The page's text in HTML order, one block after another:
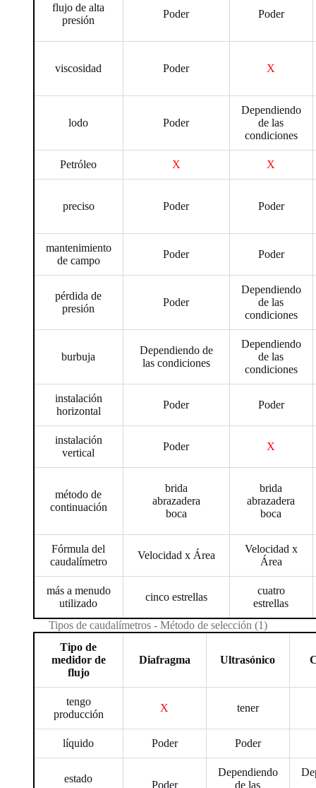
flujo de alta
presión
Poder Poder
viscosidad Poder X
lodo Poder
Dependiendo
de las
condiciones
Petróleo X X
preciso Poder Poder
mantenimiento
de campo
Poder Poder
pérdida de
presión
Poder
Dependiendo
de las
condiciones
burbuja
Dependiendo de
las condiciones
Dependiendo
de las
condiciones
instalación
horizontal
Poder Poder
instalación
vertical
Poder X
método de
continuación
brida
abrazadera
boca
brida
abrazadera
boca
Fórmula del
caudalímetro
Velocidad x Área
Velocidad x
Área
más a menudo
utilizado
cinco estrellas
cuatro
estrellas
Tipos de caudalímetros - Método de selección (1)
Tipo de
medidor de
flujo
Diafragma Ultrasónico
tengo
producción
X tener
líquido Poder Poder
estado
Poder
Dependiendo
de las